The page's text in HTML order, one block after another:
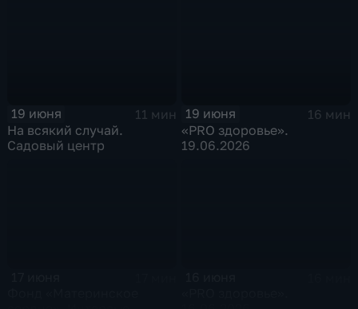
19 июня
11 мин
На всякий случай.
Садовый центр
19 июня
16 мин
«PRO здоровье».
19.06.2026